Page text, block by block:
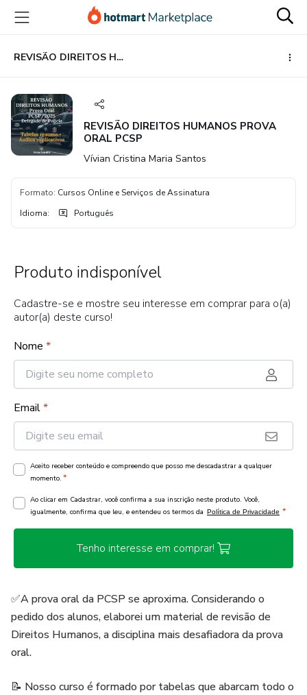
para
conteúdo
principal
para
pagamento
para
rodapé
REVISÃO DIREITOS HUMANOS PROVA ORAL PCSP
REVISÃO DIREITOS HUMANOS PROVA
ORAL PCSP
Vívian Cristina Maria Santos
Formato: Cursos Online e Serviços de Assinatura
Idioma: Português
Produto indisponível
Cadastre-se e mostre seu interesse em comprar para o(a)
autor(a) deste curso!
Nome *
Email*
Aceito receber conteúdo e compreendo que posso me descadastrar a qualquer
momento. *
Ao clicar em Cadastrar, você confirma a sua inscrição neste produto. Você,
igualmente, confirma que leu, e entendeu os termos da Política de Privacidade *
Tenho interesse em comprar!
✅A prova oral da PCSP se aproxima. Considerando o
pedido dos alunos, elaborei um material de revisão de
Direitos Humanos, a disciplina mais desafiadora da prova
oral.
📝 Nosso curso é formado por tabelas que abarcam todo o